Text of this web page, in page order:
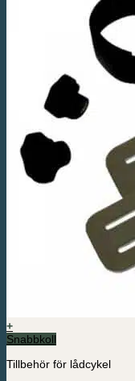
+
Snabbkoll
Tillbehör för lådcykel